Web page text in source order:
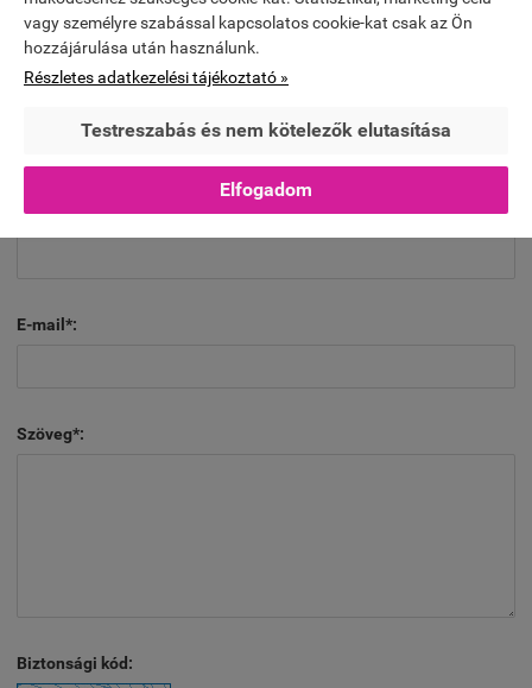
vagy személyre szabással kapcsolatos cookie-kat csak az Ön
hozzájárulása után használunk.
Részletes adatkezelési tájékoztató »
Testreszabás és nem kötelezők elutasítása
Elfogadom
2020.10.16. 20:01
KÉRDÉS/VÉLEMÉNY A TERMÉKKEL
KAPCSOLATBAN:
Név*:
E-mail*:
Szöveg*:
Biztonsági kód: